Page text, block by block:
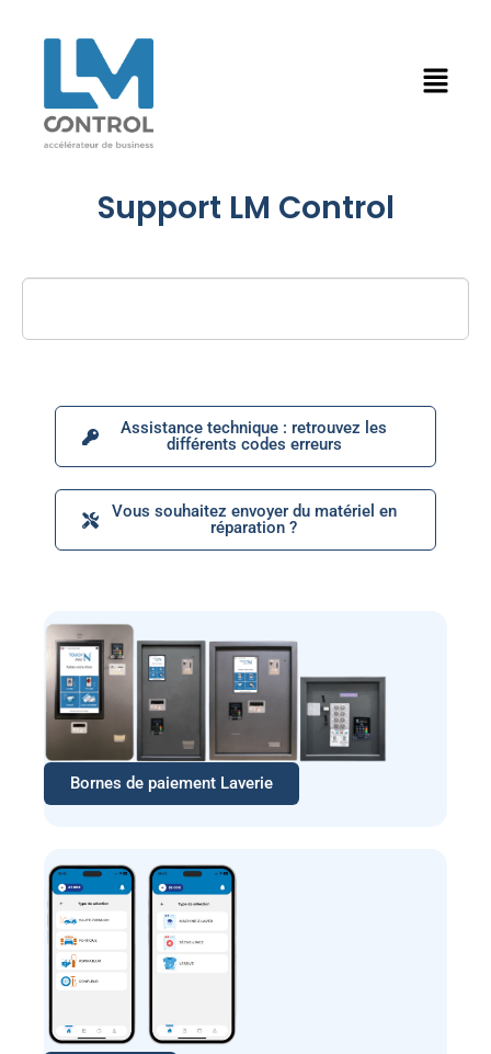
Support LM Control
Assistance technique : retrouvez les
différents codes erreurs
Vous souhaitez envoyer du matériel en
réparation ?
Bornes de paiement Laverie